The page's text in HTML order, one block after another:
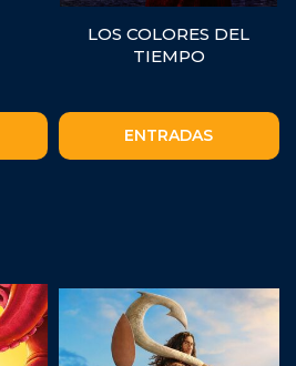
LOS COLORES DEL
TIEMPO
ENTRADAS